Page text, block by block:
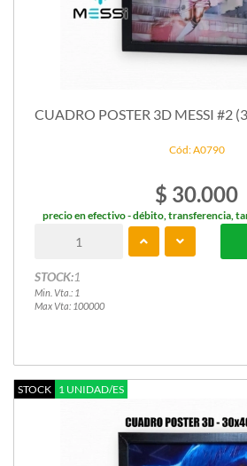
CUADRO POSTER 3D MESSI #2
Cód: A0790
$ 30.000
precio en efectivo - débito, transferencia,
STOCK:1
Min. Vta.: 1
Max Vta: 100000
STOCK 1 UNIDAD/ES